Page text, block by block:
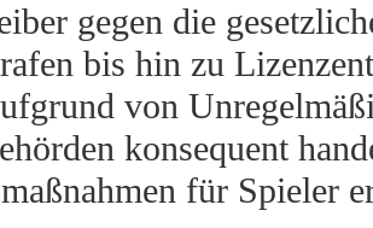
gegen die
bis hin zu
von
konsequent
für Spieler